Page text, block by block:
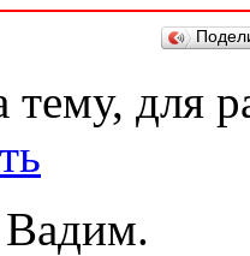
тему, для